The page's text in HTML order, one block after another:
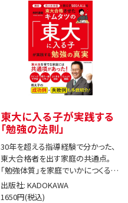
東大に入る子が実践する
「勉強の法則」
30年を超える指導経験で分かった、
東大合格者を出す家庭の共通点。
「勉強体質」を家庭でいかにつくる
か。
出版社: KADOKAWA
1650円(税込)